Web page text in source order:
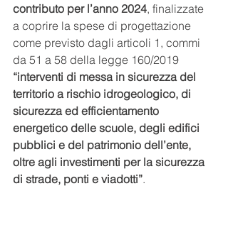
contributo per l’anno 2024, finalizzate
a coprire la spese di progettazione
come previsto dagli articoli 1, commi
da 51 a 58 della legge 160/2019
“interventi di messa in sicurezza del
territorio a rischio idrogeologico, di
sicurezza ed efficientamento
energetico delle scuole, degli edifici
pubblici e del patrimonio dell’ente,
oltre agli investimenti per la sicurezza
di strade, ponti e viadotti”.